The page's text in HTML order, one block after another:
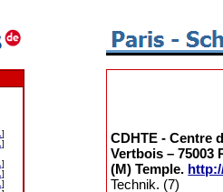
]
]
]
]
]
CDHTE - Centre
Vertbois – 75003
(M) Temple.
Technik. (7)